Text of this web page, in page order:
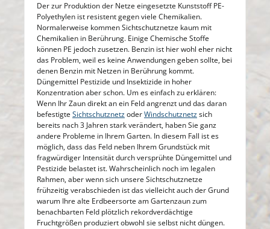
Der zur Produktion der Netze eingesetzte Kunststoff PE-
Polyethylen ist resistent gegen viele Chemikalien.
Normalerweise kommen Sichtschutznetze kaum mit
Chemikalien in Berührung. Einige Chemische Stoffe
können PE jedoch zusetzen. Benzin ist hier wohl eher nicht
das Problem, weil es keine Anwendungen geben sollte, bei
denen Benzin mit Netzen in Berührung kommt.
Düngemittel Pestizide und Insektizide in hoher
Konzentration aber schon. Um es einfach zu erklären:
Wenn Ihr Zaun direkt an ein Feld angrenzt und das daran
befestigte SichtschutznetzoderWindschutznetzsich
bereits nach 3 Jahren stark verändert, haben Sie ganz
andere Probleme in Ihrem Garten. In diesem Fall ist es
möglich, dass das Feld neben Ihrem Grundstück mit
fragwürdiger Intensität durch versprühte Düngemittel und
Pestizide belastet ist. Wahrscheinlich noch im legalen
Rahmen, aber wenn sich unsere Sichtschutznetze
frühzeitig verabschieden ist das vielleicht auch der Grund
warum Ihre alte Erdbeersorte am Gartenzaun zum
benachbarten Feld plötzlich rekordverdächtige
Fruchtgrößen produziert obwohl sie selbst nicht düngen.